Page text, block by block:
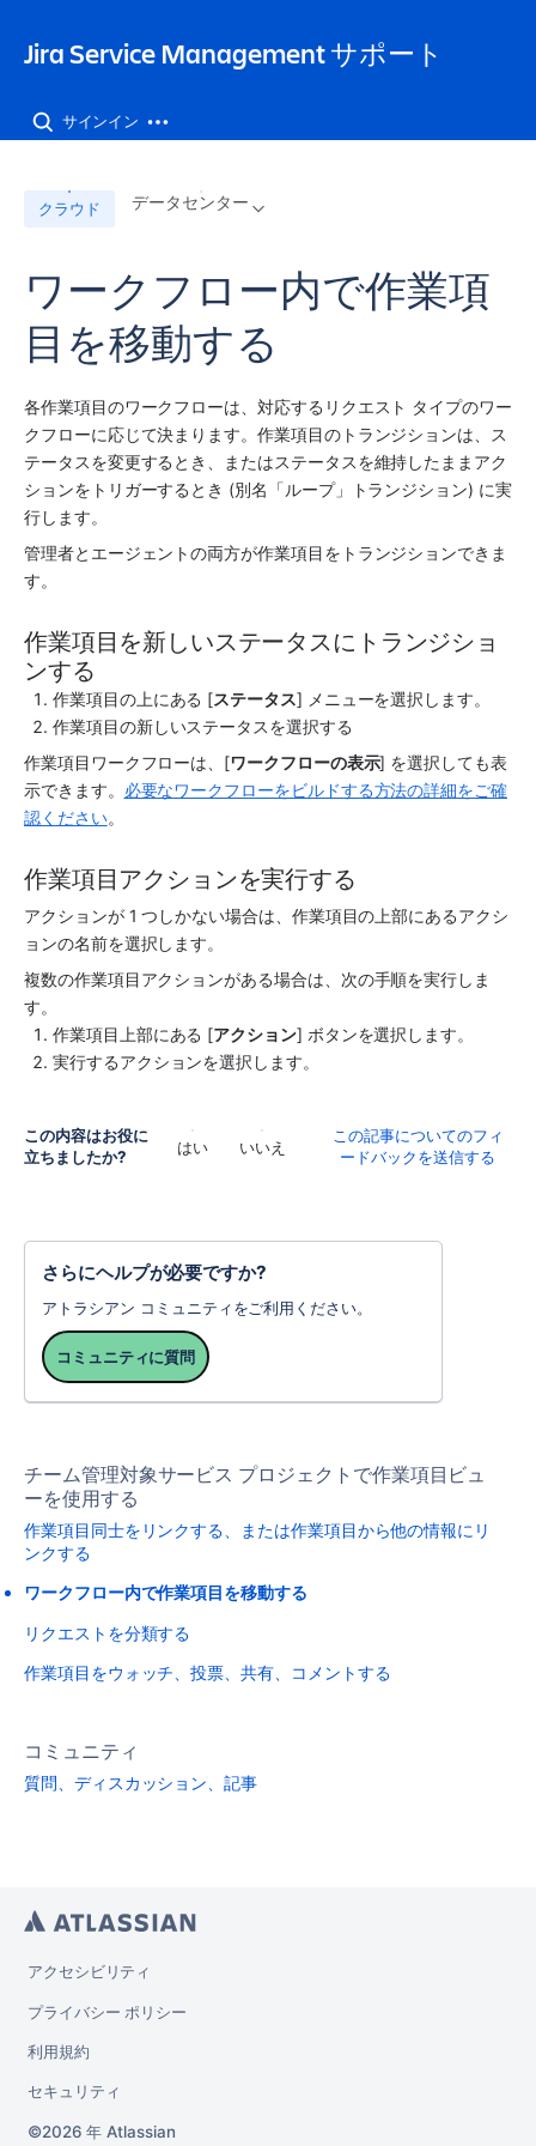
Jira Service Management サポート
サインイン
クラウド データセンター
ワークフロー内で作業項
目を移動する
各作業項目のワークフローは、対応するリクエスト タイプのワー
クフローに応じて決まります。作業項目のトランジションは、ス
テータスを変更するとき、またはステータスを維持したままアク
ションをトリガーするとき (別名「ループ」トランジション) に実
行します。
管理者とエージェントの両方が作業項目をトランジションできま
す。
作業項目を新しいステータスにトランジショ
ンする
作業項目の上にある [ステータス] メニューを選択します。
作業項目の新しいステータスを選択する
作業項目ワークフローは、[ワークフローの表示] を選択しても表
示できます。 必要なワークフローをビルドする方法の詳細をご確
認ください。
作業項目アクションを実行する
アクションが 1 つしかない場合は、作業項目の上部にあるアクシ
ョンの名前を選択します。
複数の作業項目アクションがある場合は、次の手順を実行しま
す。
作業項目上部にある [アクション] ボタンを選択します。
実行するアクションを選択します。
この内容はお役に
立ちましたか?
はい いいえ
この記事についてのフィ
ードバックを送信する
さらにヘルプが必要ですか?
アトラシアン コミュニティをご利用ください。
コミュニティに質問
チーム管理対象サービス プロジェクトで作業項目ビュ
ーを使用する
作業項目同士をリンクする、または作業項目から他の情報にリ
ンクする
ワークフロー内で作業項目を移動する
リクエストを分類する
作業項目をウォッチ、投票、共有、コメントする
コミュニティ
質問、ディスカッション、記事
アクセシビリティ
プライバシー ポリシー
利用規約
セキュリティ
2026 年 Atlassian